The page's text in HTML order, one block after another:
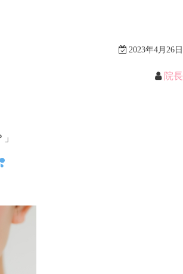
2023年4月26日
院長